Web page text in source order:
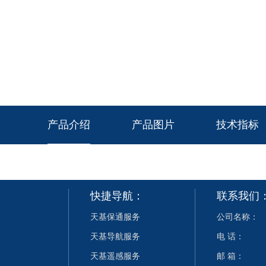
产品介绍 产品图片 技术指标
快捷导航：
天基保通服务
天基导航服务
天基遥感服务
联系我们
公司名称：
电 话：
邮 箱：